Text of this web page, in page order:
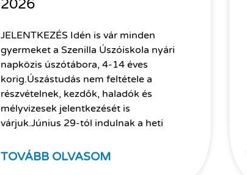
2026
JELENTKEZÉS Idén is vár minden
gyermeket a Szenilla Úszóiskola nyári
napközis úszótábora, 4-14 éves
korig.Úszástudás nem feltétele a
részvételnek, kezdők, haladók és
mélyvizesek jelentkezését is
várjuk.Június 29-tól indulnak a heti
TOVÁBB OLVASOM